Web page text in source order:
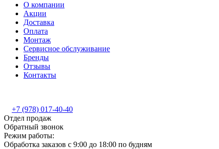
О компании
Акции
Доставка
Оплата
Монтаж
Сервисное обслуживание
Бренды
Отзывы
Контакты
+7 (978) 017-40-40
Отдел продаж
Обратный звонок
Режим работы:
Обработка заказов с 9:00 до 18:00 по будням